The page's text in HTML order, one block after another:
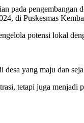
pada pengembangan
di Puskesmas
potensi lokal
yang maju dan
tetapi juga menjadi